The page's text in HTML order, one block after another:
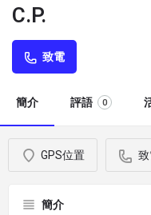
C.P.
致電
簡介 評語 0
GPS位置
簡介